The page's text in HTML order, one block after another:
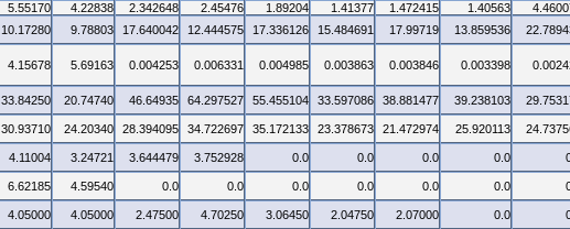
5.55170 4.22838 2.342648 2.45476 1.89204 1.41377 1.472415 1.40563
10.17280 9.78803 17.640042 12.444575 17.336126 15.484691 17.99719 13.859536
4.15678 5.69163 0.004253 0.006331 0.004985 0.003863 0.003846 0.003398
33.84250 20.74740 46.64935 64.297527 55.455104 33.597086 38.881477 39.238103
30.93710 24.20340 28.394095 34.722697 35.172133 23.378673 21.472974 25.920113
4.11004 3.24721 3.644479 3.752928 0.0 0.0 0.0 0.0
6.62185 4.59540 0.0 0.0 0.0 0.0 0.0 0.0
4.05000 4.05000 2.47500 4.70250 3.06450 2.04750 2.07000 0.0